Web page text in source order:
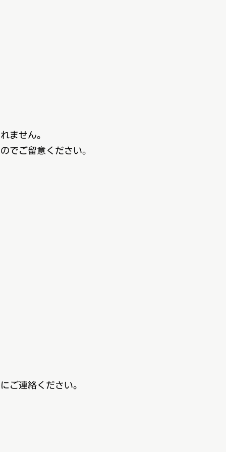
ません。
でご留意ください。
ご連絡ください。